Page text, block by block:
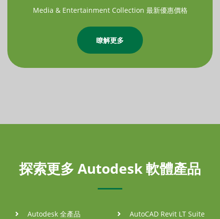
Media & Entertainment Collection 最新優惠價格
瞭解更多
探索更多 Autodesk 軟體產品
Autodesk 全產品
AutoCAD Revit LT Suite